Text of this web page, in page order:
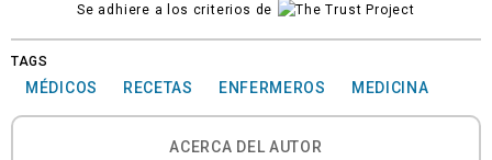
Se adhiere a los criterios de
TAGS
MÉDICOS RECETAS ENFERMEROS MEDICINA
ACERCA DEL AUTOR